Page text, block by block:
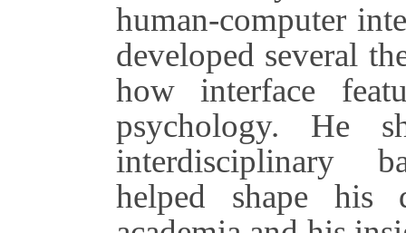
human-computer
developed several
how interface
psychology. He
interdisciplinary
helped shape his